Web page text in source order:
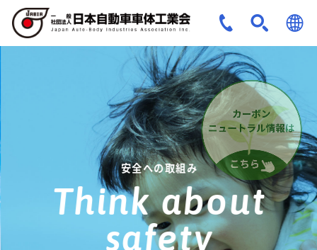
ENG
安全への取組み
Think about
safety